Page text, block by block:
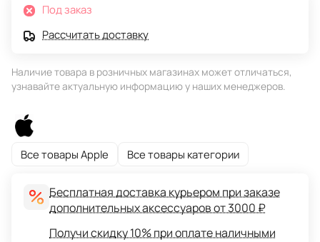
Под заказ
Рассчитать доставку
Наличие товара в розничных магазинах может отличаться,
узнавайте актуальную информацию у наших менеджеров.
Все товары Apple Все товары категории
Бесплатная доставка курьером при заказе
дополнительных аксессуаров от 3000 ₽
Получи скидку 10% при оплате наличными